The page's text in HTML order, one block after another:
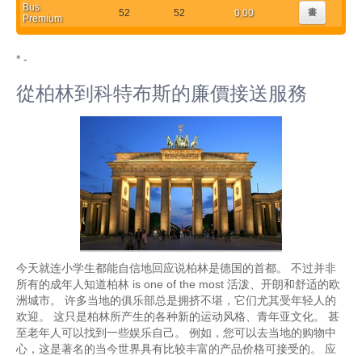
Bus
Premium
52 52 0,00 書
* -
從柏林到科特布斯的廉價接送服務
今天就连小学生都能自信地回应说柏林是德国的首都。 不过并非
所有的成年人知道柏林 is one of the most 活泼、开朗和舒适的欧
洲城市。 许多当地的俱乐部总是拥挤不堪，它们尤其受年轻人的
欢迎。 这只是柏林所产生的各种新的运动风格、青年亚文化。 甚
至老年人可以找到一些娱乐自己。 例如，您可以去当地的购物中
心，这是著名的当今世界具有比较丰富的产品价格可接受的。 应